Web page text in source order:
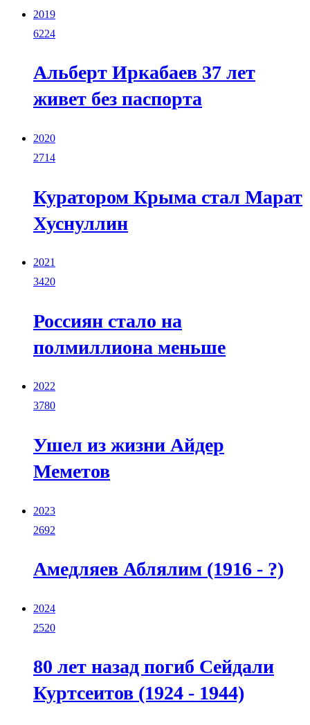
2019
6224
Альберт Иркабаев 37 лет
живет без паспорта
2020
2714
Куратором Крыма стал Марат
Хуснуллин
2021
3420
Россиян стало на
полмиллиона меньше
2022
3780
Ушел из жизни Айдер
Меметов
2023
2692
Амедляев Аблялим (1916 - ?)
2024
2520
80 лет назад погиб Сейдали
Куртсеитов (1924 - 1944)